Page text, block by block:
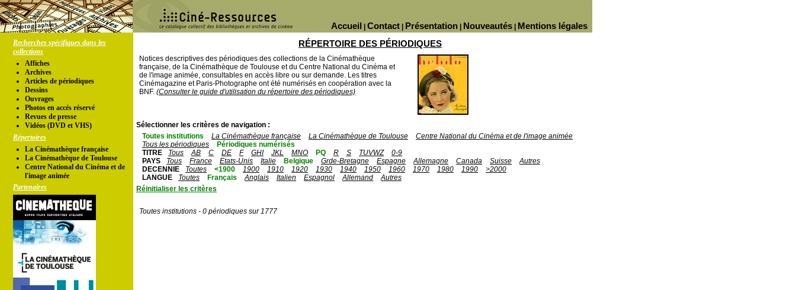
Mentions légales
Nouveautés
Présentation
Contact
Accueil
Recherches spécifiques dans les
collections
Affiches
Archives
Articles de périodiques
Dessins
Ouvrages
Photos en accés réservé
Revues de presse
Vidéos (DVD et VHS)
Répertoires
La Cinémathèque française
La Cinémathèque de Toulouse
Centre National du Cinéma et de
l'image animée
Partenaires
RÉPERTOIRE DES PÉRIODIQUES
Notices descriptives des périodiques des collections de la Cinémathèque
française, de la Cinémathèque de Toulouse et du Centre National du Cinéma et
de l'image animée, consultables en accès libre ou sur demande. Les titres
Cinémagazine et Paris-Photographe ont été numérisés en coopération avec la
BNF. (Consulter le guide d'utilisation du répertoire des périodiques)
Sélectionner les critères de navigation :
Toutes institutions
La Cinémathèque française La Cinémathèque de Toulouse
Centre National du Cinéma et de l'image animée
Tous les périodiques
Périodiques numérisés
TITRE
Tous AB C DE F GHI JKL MNO PQ R S TUVWZ
0-9
PAYS
Tous France Etats-Unis Italie Belgique Grde-Bretagne Espagne Allemagne Canada Suisse
Autres
DECENNIE
Toutes <1900 1900 1910 1920 1930 1940 1950 1960 1970 1980 1990
>2000
LANGUE
Toutes Français Anglais Italien Espagnol Allemand
Autres
Réinitialiser les critères
Toutes institutions - 0 périodiques sur 1777